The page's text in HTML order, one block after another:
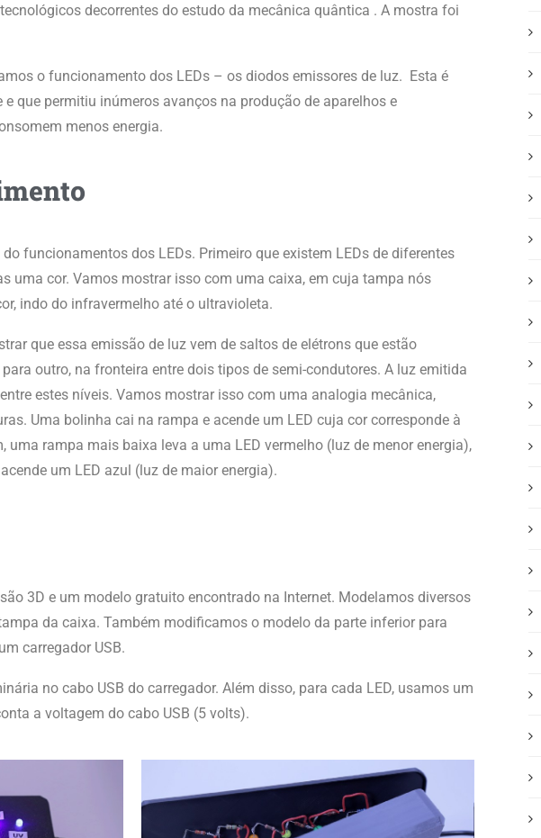
decorrentes do estudo da mecânica quântica . A mostra foi
o funcionamento dos LEDs – os diodos emissores de luz. Esta é
que permitiu inúmeros avanços na produção de aparelhos e
menos energia.
funcionamentos dos LEDs. Primeiro que existem LEDs de diferentes
uma cor. Vamos mostrar isso com uma caixa, em cuja tampa nós
indo do infravermelho até o ultravioleta.
que essa emissão de luz vem de saltos de elétrons que estão
outro, na fronteira entre dois tipos de semi-condutores. A luz emitida
estes níveis. Vamos mostrar isso com uma analogia mecânica,
Uma bolinha cai na rampa e acende um LED cuja cor corresponde à
uma rampa mais baixa leva a uma LED vermelho (luz de menor energia),
um LED azul (luz de maior energia).
3D e um modelo gratuito encontrado na Internet. Modelamos diversos
da caixa. Também modificamos o modelo da parte inferior para
carregador USB.
no cabo USB do carregador. Além disso, para cada LED, usamos um
a voltagem do cabo USB (5 volts).